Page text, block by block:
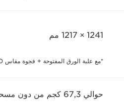
1241 × 1217 مم
*مع علبة الورق المفتوحة + فجوة مقاس 100 مم حول الهيكل الرئيسي
حوالي 67,3 كجم من دون مسحوق الحبر